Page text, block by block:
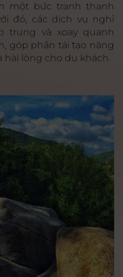
một bức tranh thanh
đó, các dịch vụ nghỉ
trung và xoay quanh
góp phần tái tạo năng
hài lòng cho du khách.